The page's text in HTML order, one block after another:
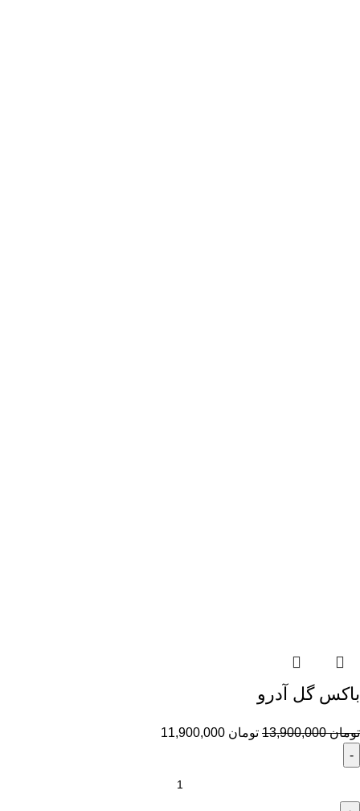
باکس گل آدرو
تومان13,900,000 تومان